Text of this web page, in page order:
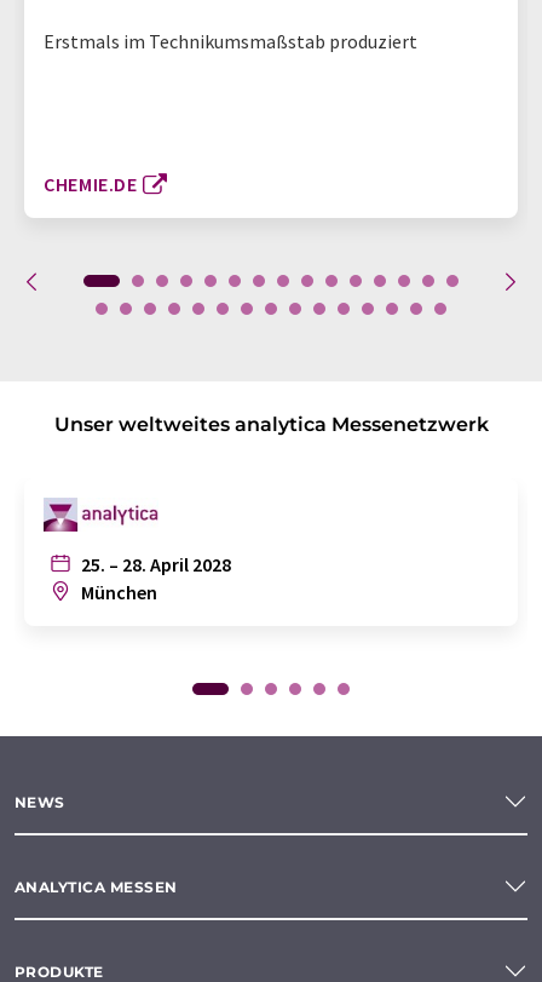
Erstmals im Technikumsmaßstab produziert
CHEMIE.DE
Unser weltweites analytica Messenetzwerk
25. – 28. April 2028
München
NEWS
ANALYTICA MESSEN
PRODUKTE